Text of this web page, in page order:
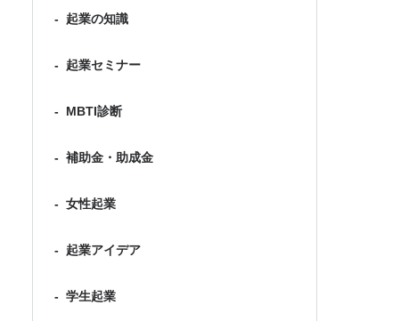
- 起業の知識
- 起業セミナー
- MBTI診断
- 補助金・助成金
- 女性起業
- 起業アイデア
- 学生起業